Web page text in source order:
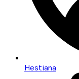
Hestiana